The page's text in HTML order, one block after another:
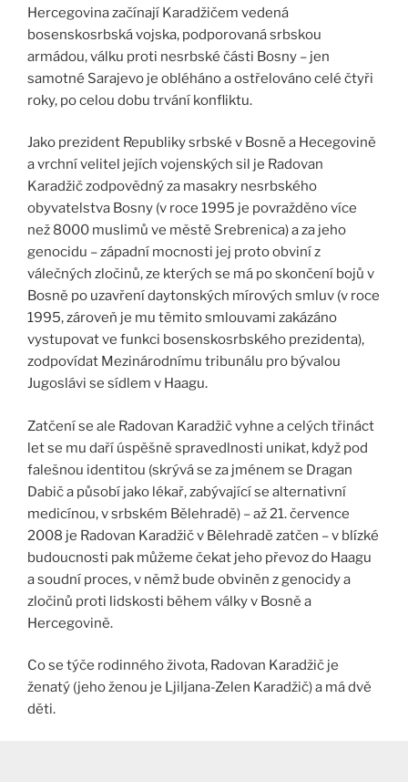
Hercegovina začínají Karadžičem vedená
bosenskosrbská vojska, podporovaná srbskou
armádou, válku proti nesrbské části Bosny – jen
samotné Sarajevo je obléháno a ostřelováno celé čtyři
roky, po celou dobu trvání konfliktu.
Jako prezident Republiky srbské v Bosně a Hecegovině
a vrchní velitel jejích vojenských sil je Radovan
Karadžič zodpovědný za masakry nesrbského
obyvatelstva Bosny (v roce 1995 je povražděno více
než 8000 muslimů ve městě Srebrenica) a za jeho
genocidu – západní mocnosti jej proto obviní z
válečných zločinů, ze kterých se má po skončení bojů v
Bosně po uzavření daytonských mírových smluv (v roce
1995, zároveň je mu těmito smlouvami zakázáno
vystupovat ve funkci bosenskosrbského prezidenta),
zodpovídat Mezinárodnímu tribunálu pro bývalou
Jugoslávi se sídlem v Haagu.
Zatčení se ale Radovan Karadžič vyhne a celých třináct
let se mu daří úspěšně spravedlnosti unikat, když pod
falešnou identitou (skrývá se za jménem se Dragan
Dabič a působí jako lékař, zabývající se alternativní
medicínou, v srbském Bělehradě) – až 21. července
2008 je Radovan Karadžič v Bělehradě zatčen – v blízké
budoucnosti pak můžeme čekat jeho převoz do Haagu
a soudní proces, v němž bude obviněn z genocidy a
zločinů proti lidskosti během války v Bosně a
Hercegovině.
Co se týče rodinného života, Radovan Karadžič je
ženatý (jeho ženou je Ljiljana-Zelen Karadžič) a má dvě
děti.